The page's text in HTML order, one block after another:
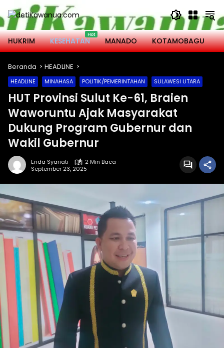
Langsung
ke
konten
HUKRIM
KESEHATAN MANADO KOTAMOBAGU
Beranda HEADLINE
HEADLINE MINAHASA POLITIK/PEMERINTAHAN SULAWESI UTARA
HUT Provinsi Sulut Ke-61, Braien
Waworuntu Ajak Masyarakat
Dukung Program Gubernur dan
Wakil Gubernur
Enda Syariati
2 Min Baca
September 23, 2025